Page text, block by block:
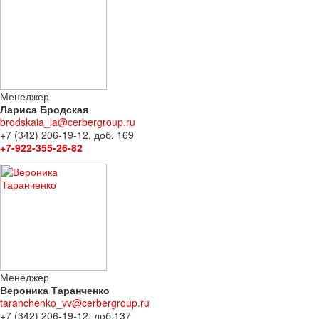
Менеджер
Лариса Бродская
brodskaia_la@cerbergroup.ru
+7 (342) 206-19-12, доб. 169
+7-922-355-26-82
Менеджер
Вероника Таранченко
taranchenko_vv@cerbergroup.ru
+7 (342) 206-19-12, доб.137